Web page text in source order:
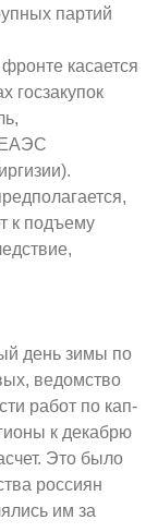
партий
касается
госзакупок
ЕАЭС
к подъему
день зимы по
ведомство
работ по кап­
к декабрю
Это было
россиян
им за